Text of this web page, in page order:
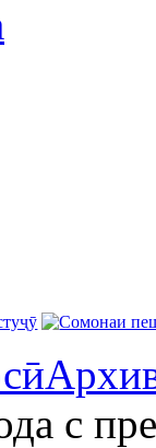
с